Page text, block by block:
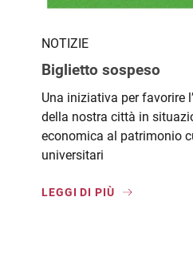
NOTIZIE
Biglietto sospeso
Una iniziativa per favorire
della nostra città in
economica al patrimonio
universitari
LEGGI DI PIÙ